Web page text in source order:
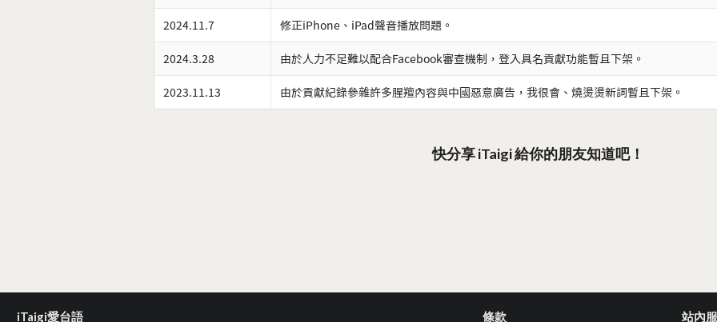
2024.11.7 修正iPhone、iPad聲音播放問題。
2024.3.28 由於人力不足難以配合Facebook審查機制，登入具名貢獻功能暫且下架。
2023.11.13 由於貢獻紀錄參雜許多腥羶內容與中國惡意廣告，我很會、燒燙燙新詞暫且下架。
快分享 iTaigi 給你的朋友知道吧！
iTaigi愛台語 條款 站內